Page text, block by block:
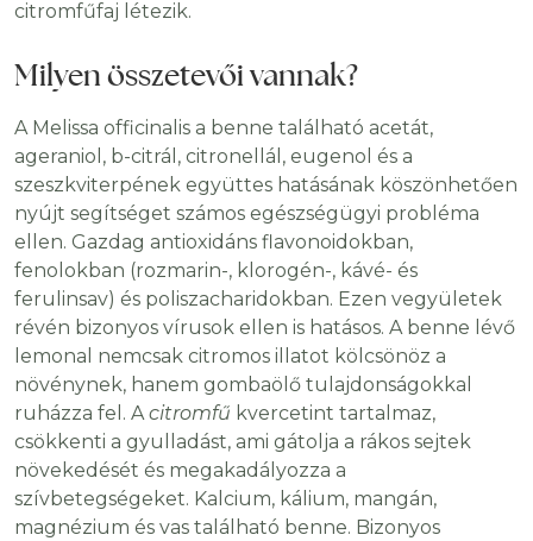
citromfűfaj létezik.
Milyen összetevői vannak?
A Melissa officinalis a benne található acetát,
ageraniol, b-citrál, citronellál, eugenol és a
szeszkviterpének együttes hatásának köszönhetően
nyújt segítséget számos egészségügyi probléma
ellen. Gazdag antioxidáns flavonoidokban,
fenolokban (rozmarin-, klorogén-, kávé- és
ferulinsav) és poliszacharidokban. Ezen vegyületek
révén bizonyos vírusok ellen is hatásos. A benne lévő
lemonal nemcsak citromos illatot kölcsönöz a
növénynek, hanem gombaölő tulajdonságokkal
ruházza fel. Acitromfű kvercetint tartalmaz,
csökkenti a gyulladást, ami gátolja a rákos sejtek
növekedését és megakadályozza a
szívbetegségeket. Kalcium, kálium, mangán,
magnézium és vas található benne. Bizonyos